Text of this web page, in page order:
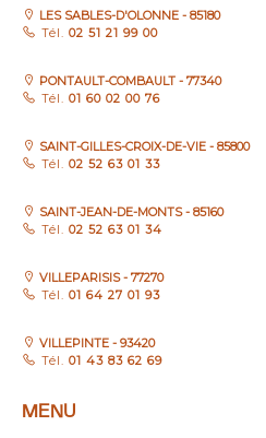
LES SABLES-D'OLONNE - 85180
Tél.
02 51 21 99 00
PONTAULT-COMBAULT - 77340
Tél.
01 60 02 00 76
SAINT-GILLES-CROIX-DE-VIE - 85800
Tél.
02 52 63 01 33
SAINT-JEAN-DE-MONTS - 85160
Tél.
02 52 63 01 34
VILLEPARISIS - 77270
Tél.
01 64 27 01 93
VILLEPINTE - 93420
Tél.
01 43 83 62 69
MENU